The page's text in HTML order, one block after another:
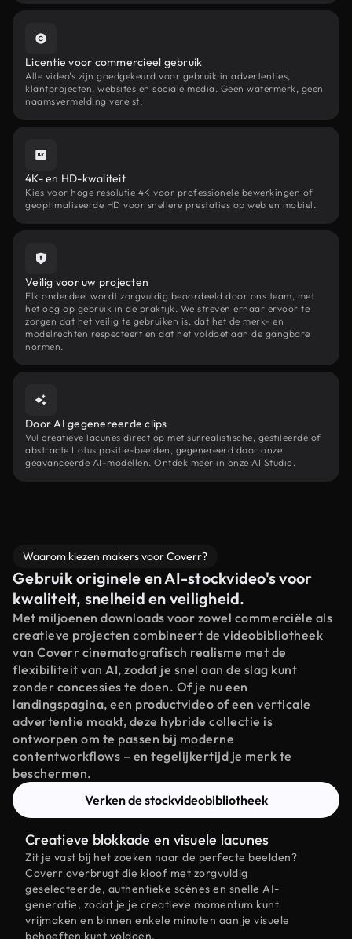
Licentie voor commercieel gebruik
Alle video's zijn goedgekeurd voor gebruik in advertenties,
klantprojecten, websites en sociale media. Geen watermerk, geen
naamsvermelding vereist.
4K- en HD-kwaliteit
Kies voor hoge resolutie 4K voor professionele bewerkingen of
geoptimaliseerde HD voor snellere prestaties op web en mobiel.
Veilig voor uw projecten
Elk onderdeel wordt zorgvuldig beoordeeld door ons team, met
het oog op gebruik in de praktijk. We streven ernaar ervoor te
zorgen dat het veilig te gebruiken is, dat het de merk- en
modelrechten respecteert en dat het voldoet aan de gangbare
normen.
Door AI gegenereerde clips
Vul creatieve lacunes direct op met surrealistische, gestileerde of
abstracte Lotus positie-beelden, gegenereerd door onze
geavanceerde AI-modellen. Ontdek meer in onze AI Studio.
Waarom kiezen makers voor Coverr?
Gebruik originele en AI-stockvideo's voor
kwaliteit, snelheid en veiligheid.
Met miljoenen downloads voor zowel commerciële als
creatieve projecten combineert de videobibliotheek
van Coverr cinematografisch realisme met de
flexibiliteit van AI, zodat je snel aan de slag kunt
zonder concessies te doen. Of je nu een
landingspagina, een productvideo of een verticale
advertentie maakt, deze hybride collectie is
ontworpen om te passen bij moderne
contentworkflows – en tegelijkertijd je merk te
beschermen.
Verken de stockvideobibliotheek
Creatieve blokkade en visuele lacunes
Zit je vast bij het zoeken naar de perfecte beelden?
Coverr overbrugt die kloof met zorgvuldig
geselecteerde, authentieke scènes en snelle AI-
generatie, zodat je je creatieve momentum kunt
vrijmaken en binnen enkele minuten aan je visuele
behoeften kunt voldoen.